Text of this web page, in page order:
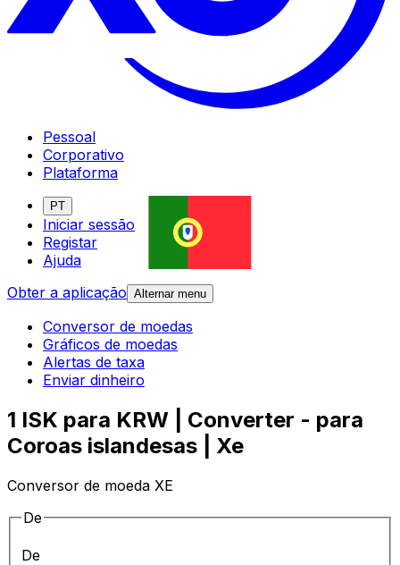
Pessoal
Corporativo
Plataforma
PT
Iniciar sessão
Registar
Ajuda
Obter a aplicação Alternar menu
Conversor de moedas
Gráficos de moedas
Alertas de taxa
Enviar dinheiro
1 ISK para KRW | Converter - para
Coroas islandesas | Xe
Conversor de moeda XE
De
De